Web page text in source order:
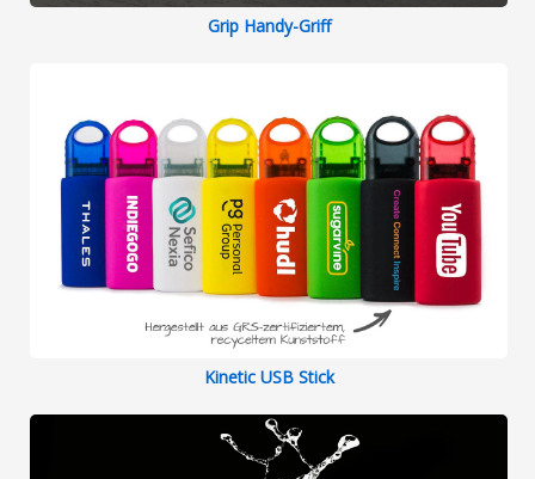
Grip Handy-Griff
Kinetic USB Stick